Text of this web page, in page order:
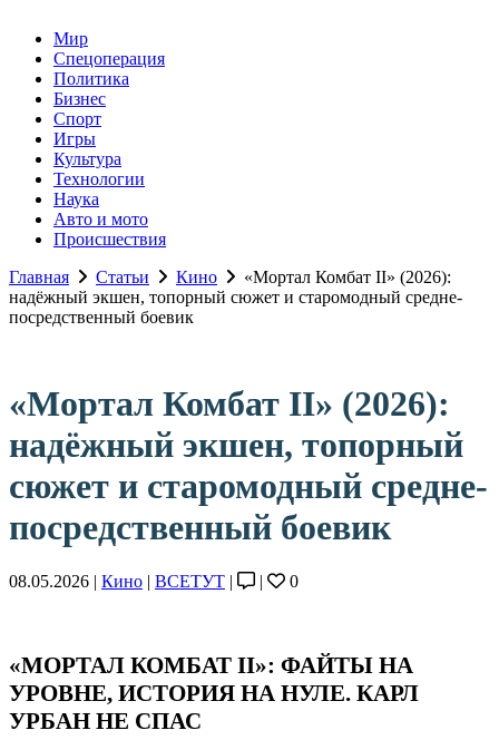
Мир
Спецоперация
Политика
Бизнес
Спорт
Игры
Культура
Технологии
Наука
Авто и мото
Происшествия
Главная
Статьи Кино
«Мортал Комбат II» (2026):
надёжный экшен, топорный сюжет и старомодный средне-
посредственный боевик
«Мортал Комбат II» (2026):
надёжный экшен, топорный
сюжет и старомодный средне-
посредственный боевик
08.05.2026 | Кино | ВСЕТУТ | | 0
«МОРТАЛ КОМБАТ II»: ФАЙТЫ НА
УРОВНЕ, ИСТОРИЯ НА НУЛЕ. КАРЛ
УРБАН НЕ СПАС